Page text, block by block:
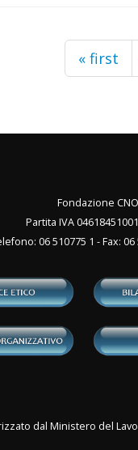
« first
Fondazione
Partita IVA
06 510775 1 - Fax: 06
dal Ministero del